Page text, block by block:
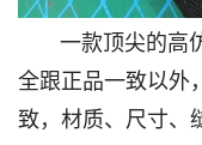
一款顶尖的高仿
全跟正品一致以外
致，材质、尺寸、